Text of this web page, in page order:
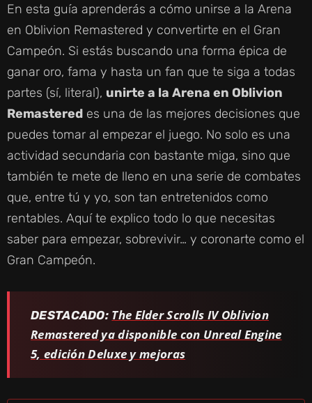
En esta guía aprenderás a cómo unirse a la Arena
en Oblivion Remastered y convertirte en el Gran
Campeón. Si estás buscando una forma épica de
ganar oro, fama y hasta un fan que te siga a todas
partes (sí, literal), unirte a la Arena en Oblivion
Remastered es una de las mejores decisiones que
puedes tomar al empezar el juego. No solo es una
actividad secundaria con bastante miga, sino que
también te mete de lleno en una serie de combates
que, entre tú y yo, son tan entretenidos como
rentables. Aquí te explico todo lo que necesitas
saber para empezar, sobrevivir… y coronarte como el
Gran Campeón.
DESTACADO: The Elder Scrolls IV Oblivion
Remastered ya disponible con Unreal Engine
5, edición Deluxe y mejoras